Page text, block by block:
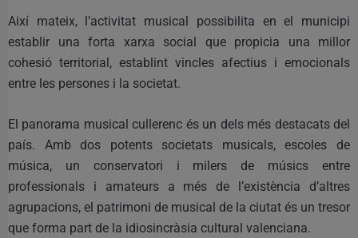
Així mateix, l’activitat musical possibilita en el municipi
establir una forta xarxa social que propicia una millor
cohesió territorial, establint vincles afectius i emocionals
entre les persones i la societat.
El panorama musical cullerenc és un dels més destacats del
país. Amb dos potents societats musicals, escoles de
música, un conservatori i milers de músics entre
professionals i amateurs a més de l’existència d’altres
agrupacions, el patrimoni de musical de la ciutat és un tresor
que forma part de la idiosincràsia cultural valenciana.